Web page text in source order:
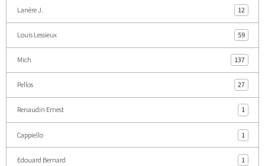
Lanère J. 12
Louis Lessieux 59
Mich 137
Pellos 27
Renaudin Ernest 1
Cappiello 1
Edouard Bernard 1